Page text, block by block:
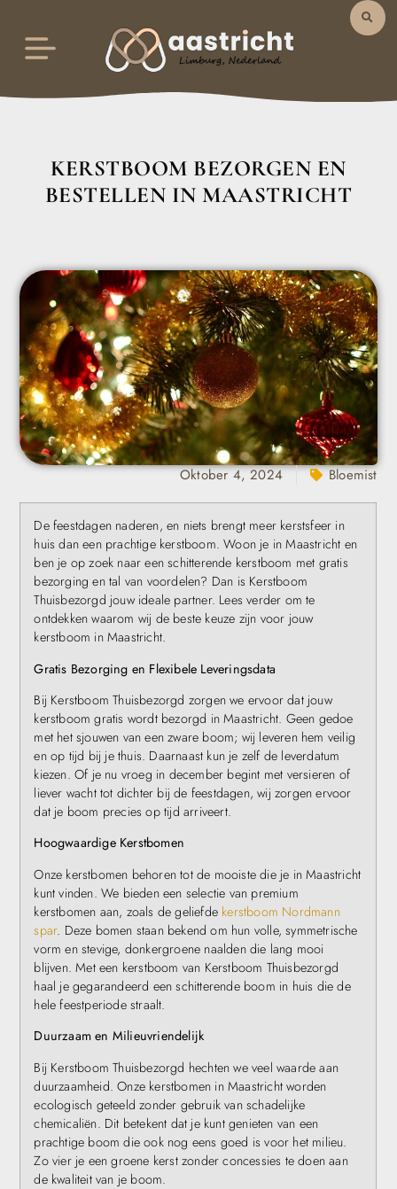
KERSTBOOM BEZORGEN EN
BESTELLEN IN MAASTRICHT
Oktober 4, 2024 Bloemist
De feestdagen naderen, en niets brengt meer kerstsfeer in
huis dan een prachtige kerstboom. Woon je in Maastricht en
ben je op zoek naar een schitterende kerstboom met gratis
bezorging en tal van voordelen? Dan is Kerstboom
Thuisbezorgd jouw ideale partner. Lees verder om te
ontdekken waarom wij de beste keuze zijn voor jouw
kerstboom in Maastricht.
Gratis Bezorging en Flexibele Leveringsdata
Bij Kerstboom Thuisbezorgd zorgen we ervoor dat jouw
kerstboom gratis wordt bezorgd in Maastricht. Geen gedoe
met het sjouwen van een zware boom; wij leveren hem veilig
en op tijd bij je thuis. Daarnaast kun je zelf de leverdatum
kiezen. Of je nu vroeg in december begint met versieren of
liever wacht tot dichter bij de feestdagen, wij zorgen ervoor
dat je boom precies op tijd arriveert.
Hoogwaardige Kerstbomen
Onze kerstbomen behoren tot de mooiste die je in Maastricht
kunt vinden. We bieden een selectie van premium
kerstbomen aan, zoals de geliefde kerstboom Nordmann
spar. Deze bomen staan bekend om hun volle, symmetrische
vorm en stevige, donkergroene naalden die lang mooi
blijven. Met een kerstboom van Kerstboom Thuisbezorgd
haal je gegarandeerd een schitterende boom in huis die de
hele feestperiode straalt.
Duurzaam en Milieuvriendelijk
Bij Kerstboom Thuisbezorgd hechten we veel waarde aan
duurzaamheid. Onze kerstbomen in Maastricht worden
ecologisch geteeld zonder gebruik van schadelijke
chemicaliën. Dit betekent dat je kunt genieten van een
prachtige boom die ook nog eens goed is voor het milieu.
Zo vier je een groene kerst zonder concessies te doen aan
de kwaliteit van je boom.